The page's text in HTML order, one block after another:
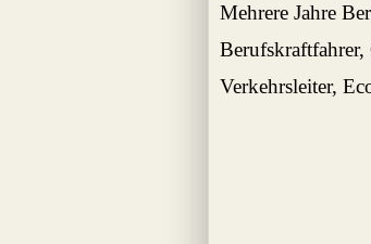
Mehrere Jahre
Berufskraftfahrer,
Verkehrsleiter,